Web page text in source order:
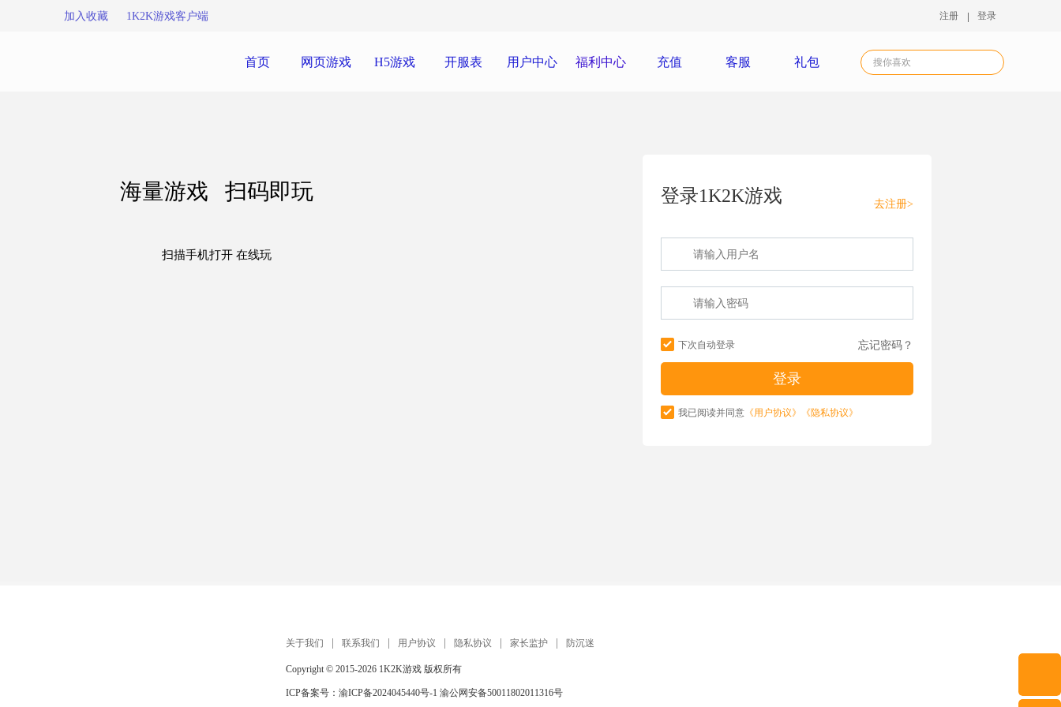
加入收藏 1K2K游戏客户端 注册 登录
首页 网页游戏 H5游戏 开服表 用户中心 福利中心 充值 客服 礼包
海量游戏 扫码即玩
扫描手机打开 在线玩
登录1K2K游戏 去注册>
下次自动登录 忘记密码？
我已阅读并同意 《用户协议》 《隐私协议》
关于我们 联系我们 用户协议 隐私协议 家长监护 防沉迷
Copyright © 2015-2026 1K2K游戏 版权所有
ICP备案号： 渝ICP备2024045440号-1 渝公网安备50011802011316号